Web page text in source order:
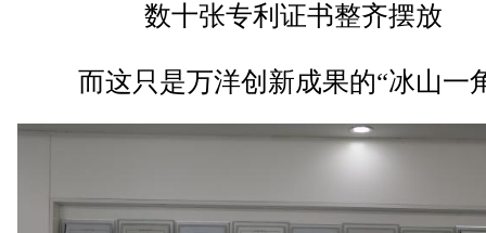
数十张专利证书整齐摆放
而这只是万洋创新成果的“冰山一